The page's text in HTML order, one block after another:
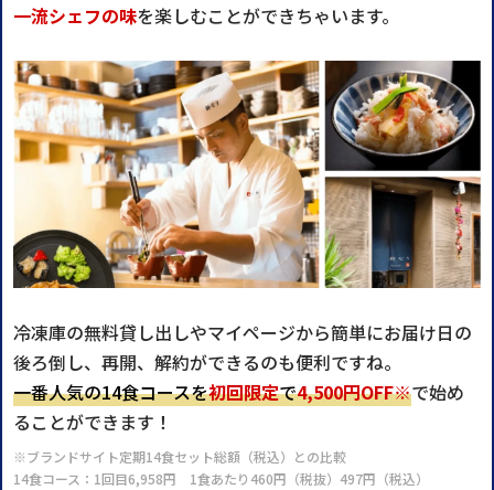
一流シェフの味を楽しむことができちゃいます。
冷凍庫の無料貸し出しやマイページから簡単にお届け日の
後ろ倒し、再開、解約ができるのも便利ですね。
一番人気の14食コースを初回限定で4,500円OFF※で始め
ることができます！
※ブランドサイト定期14食セット総額（税込）との比較
14食コース：1回目6,958円 1食あたり460円（税抜）497円（税込）